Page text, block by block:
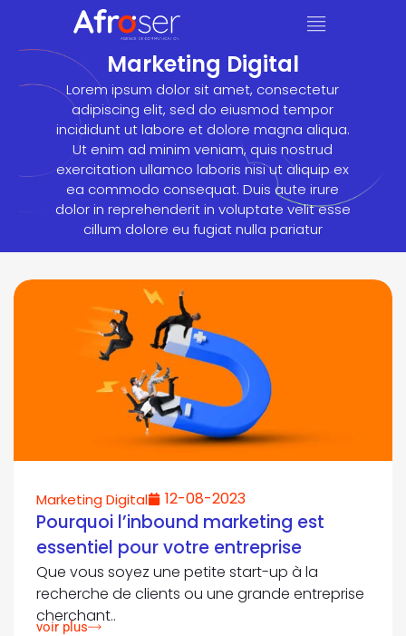
Marketing Digital
Lorem ipsum dolor sit amet, consectetur
adipiscing elit, sed do eiusmod tempor
incididunt ut labore et dolore magna aliqua.
Ut enim ad minim veniam, quis nostrud
exercitation ullamco laboris nisi ut aliquip ex
ea commodo consequat. Duis aute irure
dolor in reprehenderit in voluptate velit esse
cillum dolore eu fugiat nulla pariatur
Marketing Digital 12-08-2023
Pourquoi l’inbound marketing est
essentiel pour votre entreprise
Que vous soyez une petite start-up à la
recherche de clients ou une grande entreprise
cherchant..
voir plus